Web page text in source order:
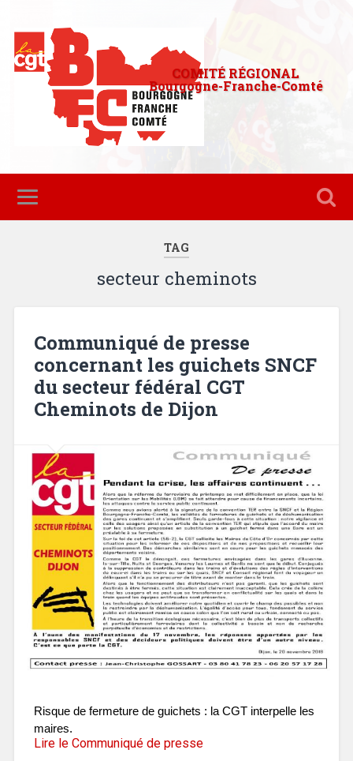
COMITÉ RÉGIONAL
Bourgogne-Franche-Comté
TAG
secteur cheminots
Communiqué de presse
concernant les guichets SNCF
du secteur fédéral CGT
Cheminots de Dijon
Risque de fermeture de guichets : la CGT interpelle les
maires.
Lire le Communiqué de presse